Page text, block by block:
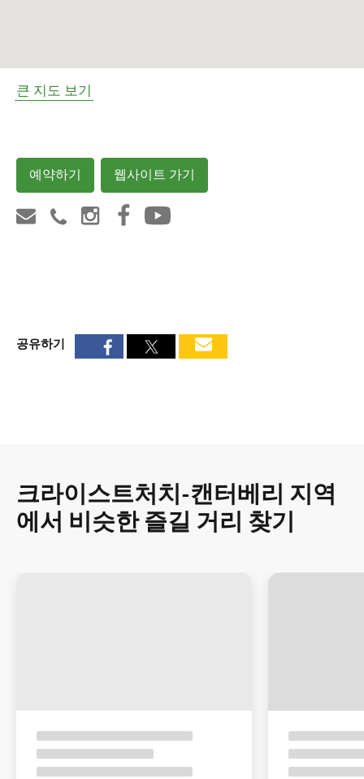
큰 지도 보기
예약하기 웹사이트 가기
공유하기
크라이스트처치-캔터베리 지역
에서 비슷한 즐길 거리 찾기